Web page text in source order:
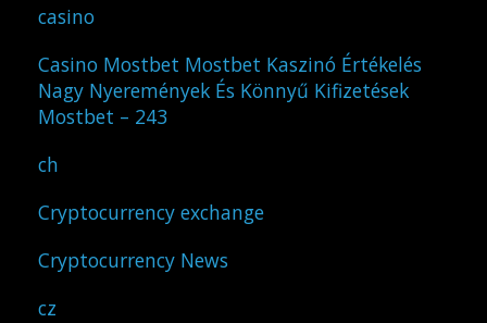
casino
Casino Mostbet Mostbet Kaszinó Értékelés
Nagy Nyeremények És Könnyű Kifizetések
Mostbet – 243
ch
Cryptocurrency exchange
Cryptocurrency News
cz